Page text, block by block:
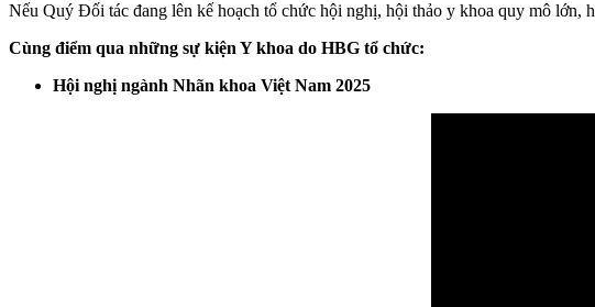
Nếu Quý Đối tác đang lên kế hoạch tổ chức hội nghị, hội thảo y khoa quy mô
Cùng điểm qua những sự kiện Y khoa do HBG tổ chức:
Hội nghị ngành Nhãn khoa Việt Nam 2025